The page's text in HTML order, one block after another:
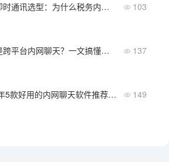
内网即时通讯选型：为什么税务内网聊天软件是专为税务场景设计的 103
什么是跨平台内网聊天？一文搞懂内网通讯的核心能力与选型要点 137
2026年5款好用的内网聊天软件推荐：从安全到易用全面盘点 149